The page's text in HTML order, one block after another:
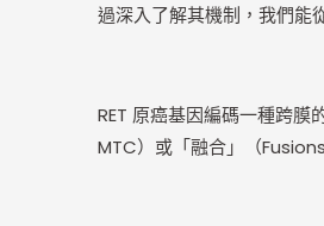
過深入了解其機制，我們能
RET 原癌基因編碼一種跨
MTC）或「融合」（